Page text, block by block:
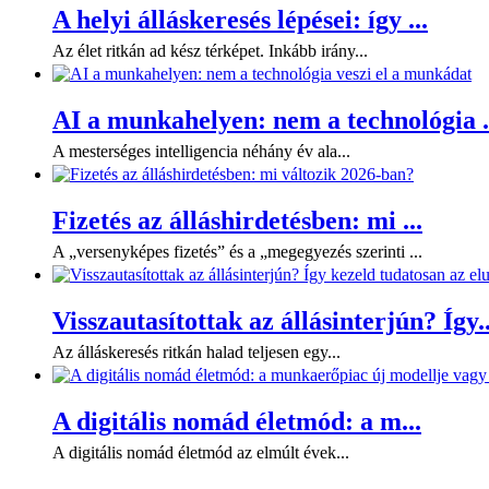
A helyi álláskeresés lépései: így ...
Az élet ritkán ad kész térképet. Inkább irány...
AI a munkahelyen: nem a technológia
A mesterséges intelligencia néhány év ala...
Fizetés az álláshirdetésben: mi ...
A „versenyképes fizetés” és a „megegyezés szerinti ...
Visszautasítottak az állásinterjún?
Az álláskeresés ritkán halad teljesen egy...
A digitális nomád életmód: a m...
A digitális nomád életmód az elmúlt évek...